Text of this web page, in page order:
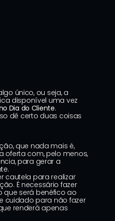
único, ou seja, a
disponível uma vez
Dia do Cliente.
dê certo duas coisas
que nada mais é,
oferta com, pelo menos,
para gerar a
cautela para realizar
É necessário fazer
que será benéfico ao
cuidado para não fazer
renderá apenas